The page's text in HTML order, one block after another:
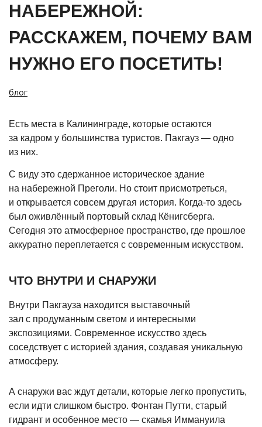
НАБЕРЕЖНОЙ:
РАССКАЖЕМ, ПОЧЕМУ ВАМ
НУЖНО ЕГО ПОСЕТИТЬ!
блог
Есть места в Калининграде, которые остаются
за кадром у большинства туристов. Пакгауз — одно
из них.
С виду это сдержанное историческое здание
на набережной Преголи. Но стоит присмотреться,
и открывается совсем другая история. Когда-то здесь
был оживлённый портовый склад Кёнигсберга.
Сегодня это атмосферное пространство, где прошлое
аккуратно переплетается с современным искусством.
ЧТО ВНУТРИ И СНАРУЖИ
Внутри Пакгауза находится выставочный
зал с продуманным светом и интересными
экспозициями. Современное искусство здесь
соседствует с историей здания, создавая уникальную
атмосферу.
А снаружи вас ждут детали, которые легко пропустить,
если идти слишком быстро. Фонтан Путти, старый
гидрант и особенное место — скамья Иммануила